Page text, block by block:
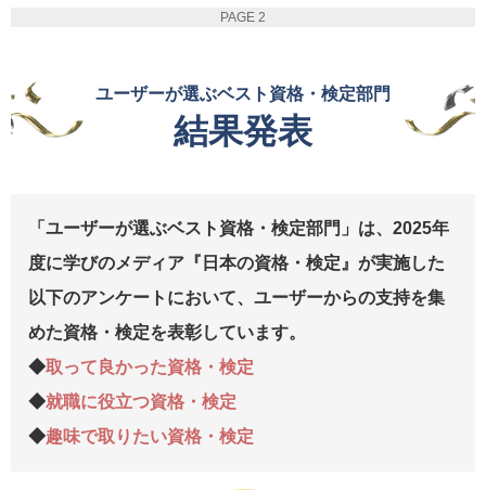
PAGE 2
ユーザーが選ぶベスト資格・検定部門
結果発表
「ユーザーが選ぶベスト資格・検定部門」は、2025年
度に学びのメディア『日本の資格・検定』が実施した
以下のアンケートにおいて、ユーザーからの支持を集
めた資格・検定を表彰しています。
◆取って良かった資格・検定
◆就職に役立つ資格・検定
◆趣味で取りたい資格・検定